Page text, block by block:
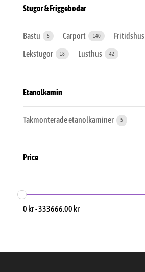
Stugor & Friggebodar
Bastu 5 Carport 140 Fritidshus
Lekstugor 18 Lusthus 42
Etanolkamin
Takmonterade etanolkaminer 5
Price
0 kr-333666.00 kr